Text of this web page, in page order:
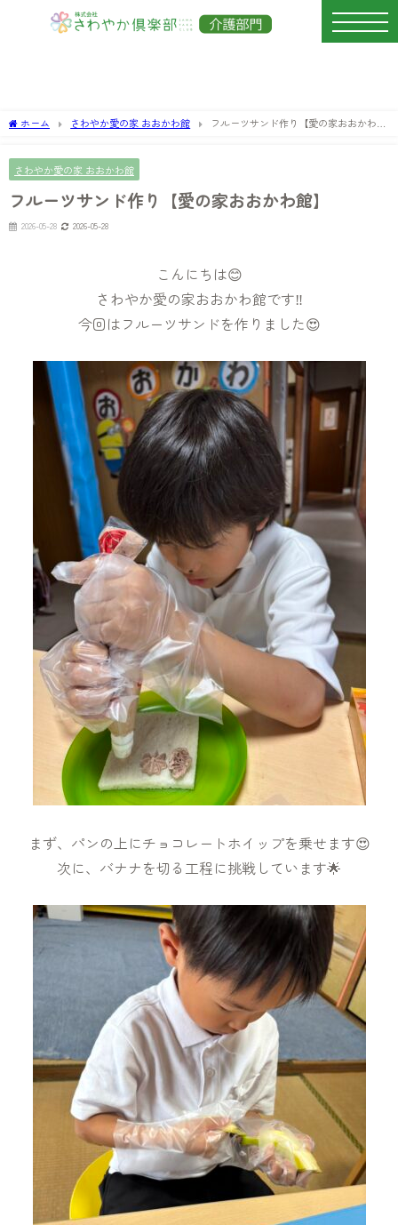
ホーム さわやか愛の家 おおかわ館
フルーツサンド作り【愛の家おおかわ
さわやか愛の家 おおかわ館
フルーツサンド作り【愛の家おおかわ館】
2026-05-28 2026-05-28
こんにちは😊
さわやか愛の家おおかわ館です‼
今回はフルーツサンドを作りました😍
まず、パンの上にチョコレートホイップを乗せます😍
次に、バナナを切る工程に挑戦しています🌟